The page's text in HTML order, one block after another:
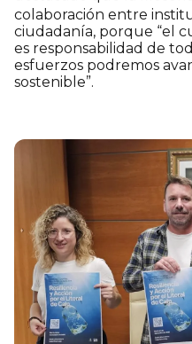
colaboración entre
ciudadanía, porque “el
es responsabilidad de
esfuerzos podremos
sostenible”.